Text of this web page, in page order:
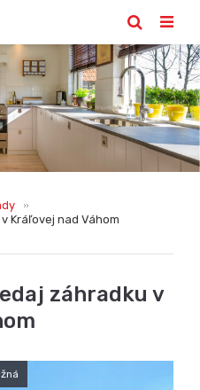
Kráľovej nad Váhom
záhradku v